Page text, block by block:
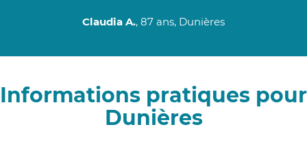
Claudia A., 87 ans, Dunières
Informations pratiques pour
Dunières